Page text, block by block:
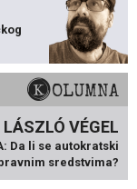
KOLUMNA
LÁSZLÓ VÉGEL
Da li se autokratski
sredstvima?